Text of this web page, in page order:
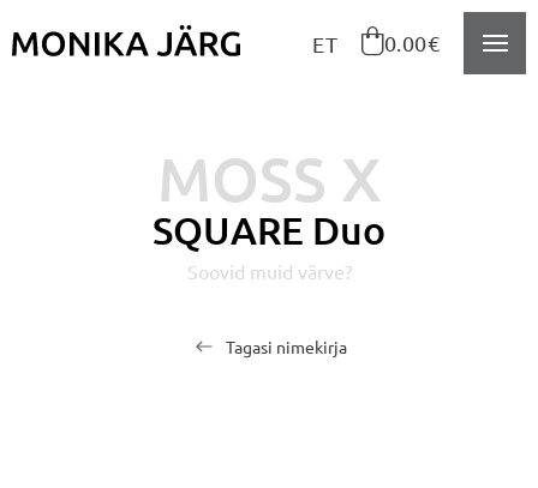
ET 0.00€
MOSS X
SQUARE Duo
Soovid muid värve?
Tagasi nimekirja